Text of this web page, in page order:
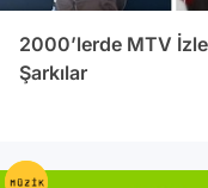
2000’lerde MTV
Şarkılar